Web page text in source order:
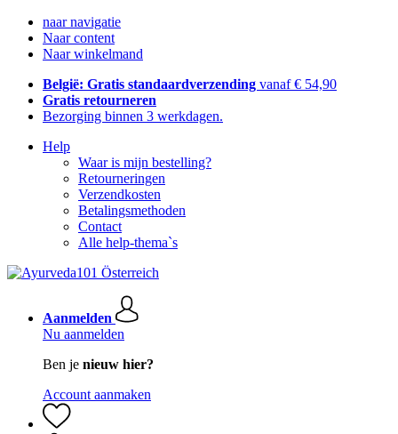
naar navigatie
Naar content
Naar winkelmand
België: Gratis standaardverzending vanaf € 54,90
Gratis retourneren
Bezorging binnen 3 werkdagen.
Help
Waar is mijn bestelling?
Retourneringen
Verzendkosten
Betalingsmethoden
Contact
Alle help-thema`s
Aanmelden
Nu aanmelden
Ben je nieuw hier?
Account aanmaken